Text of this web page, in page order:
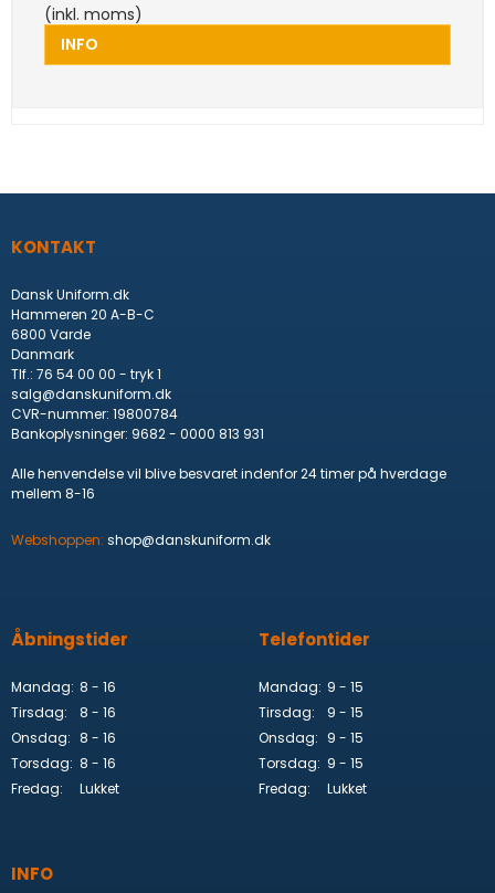
(inkl. moms)
INFO
KONTAKT
Dansk Uniform.dk
Hammeren 20 A-B-C
6800 Varde
Danmark
Tlf.: 76 54 00 00 - tryk 1
salg@danskuniform.dk
CVR-nummer: 19800784
Bankoplysninger: 9682 - 0000 813 931
Alle henvendelse vil blive besvaret indenfor 24 timer på hverdage
mellem 8-16
Webshoppen: shop@danskuniform.dk
Åbningstider
Mandag: 8 - 16
Tirsdag:
8 - 16
Onsdag: 8 - 16
Torsdag: 8 - 16
Fredag:
Lukket
Telefontider
Mandag: 9 - 15
Tirsdag:
9 - 15
Onsdag: 9 - 15
Torsdag: 9 - 15
Fredag:
Lukket
INFO